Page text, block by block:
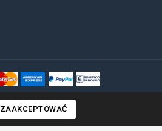
ZAAKCEPTOWAĆ